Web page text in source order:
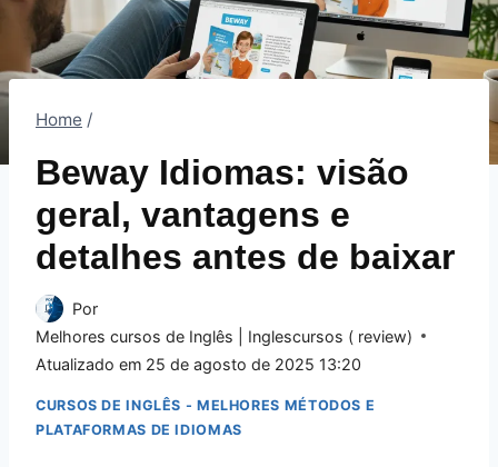
Home /
Beway Idiomas: visão
geral, vantagens e
detalhes antes de baixar
Por
Melhores cursos de Inglês | Inglescursos ( review)
Atualizado em 25 de agosto de 2025 13:20
CURSOS DE INGLÊS - MELHORES MÉTODOS E
PLATAFORMAS DE IDIOMAS